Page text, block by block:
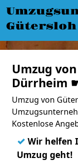
Gütersloh
Umzug
Dürrheim
Umzug von
Kostenlose
✓ Wir helfen
Umzug geht!